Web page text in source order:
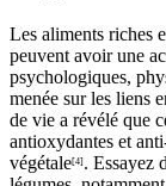
Les aliments riches
peuvent avoir une
psychologiques,
menée sur les liens
de vie a révélé que
antioxydantes et
végétale[4] . Essayez